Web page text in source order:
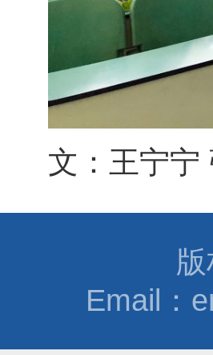
文：王宁
Email：